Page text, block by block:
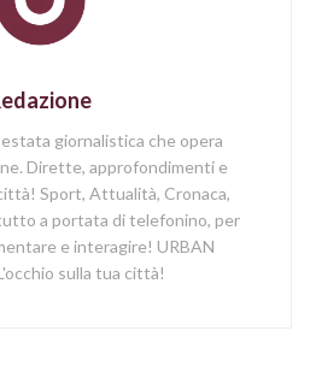
giornalistica che opera
Dirette, approfondimenti e
Sport, Attualità, Cronaca,
a portata di telefonino, per
e interagire! URBAN
sulla tua città!